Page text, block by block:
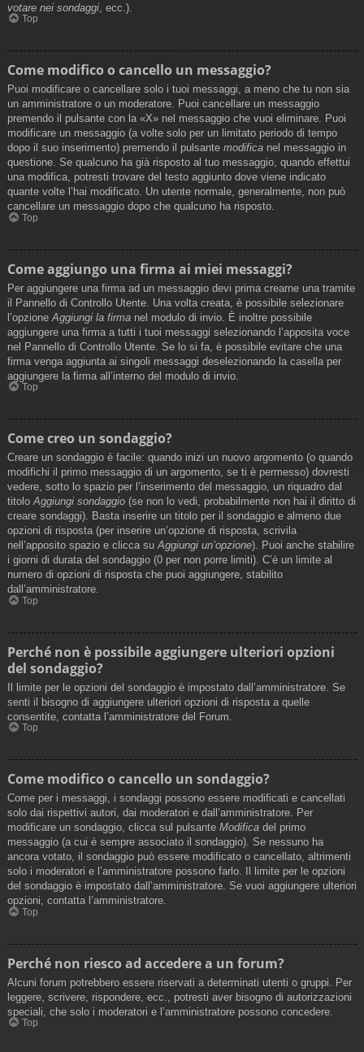
votare nei sondaggi , ecc.).
Top
Come modifico o cancello un messaggio?
Puoi modificare o cancellare solo i tuoi messaggi, a meno che tu non sia
un amministratore o un moderatore. Puoi cancellare un messaggio
premendo il pulsante con la «X» nel messaggio che vuoi eliminare. Puoi
modificare un messaggio (a volte solo per un limitato periodo di tempo
dopo il suo inserimento) premendo il pulsante modifica nel messaggio in
questione. Se qualcuno ha già risposto al tuo messaggio, quando effettui
una modifica, potresti trovare del testo aggiunto dove viene indicato
quante volte l’hai modificato. Un utente normale, generalmente, non può
cancellare un messaggio dopo che qualcuno ha risposto.
Top
Come aggiungo una firma ai miei messaggi?
Per aggiungere una firma ad un messaggio devi prima crearne una tramite
il Pannello di Controllo Utente. Una volta creata, è possibile selezionare
l’opzione Aggiungi la firma nel modulo di invio. È inoltre possibile
aggiungere una firma a tutti i tuoi messaggi selezionando l’apposita voce
nel Pannello di Controllo Utente. Se lo si fa, è possibile evitare che una
firma venga aggiunta ai singoli messaggi deselezionando la casella per
aggiungere la firma all’interno del modulo di invio.
Top
Come creo un sondaggio?
Creare un sondaggio è facile: quando inizi un nuovo argomento (o quando
modifichi il primo messaggio di un argomento, se ti è permesso) dovresti
vedere, sotto lo spazio per l’inserimento del messaggio, un riquadro dal
titoloAggiungi sondaggio (se non lo vedi, probabilmente non hai il diritto di
creare sondaggi). Basta inserire un titolo per il sondaggio e almeno due
opzioni di risposta (per inserire un’opzione di risposta, scrivila
nell’apposito spazio e clicca suAggiungi un’opzione). Puoi anche stabilire
i giorni di durata del sondaggio (0 per non porre limiti). C’è un limite al
numero di opzioni di risposta che puoi aggiungere, stabilito
dall’amministratore.
Top
Perché non è possibile aggiungere ulteriori opzioni
del sondaggio?
Il limite per le opzioni del sondaggio è impostato dall’amministratore. Se
senti il bisogno di aggiungere ulteriori opzioni di risposta a quelle
consentite, contatta l’amministratore del Forum.
Top
Come modifico o cancello un sondaggio?
Come per i messaggi, i sondaggi possono essere modificati e cancellati
solo dai rispettivi autori, dai moderatori e dall’amministratore. Per
modificare un sondaggio, clicca sul pulsante Modifica del primo
messaggio (a cui è sempre associato il sondaggio). Se nessuno ha
ancora votato, il sondaggio può essere modificato o cancellato, altrimenti
solo i moderatori e l’amministratore possono farlo. Il limite per le opzioni
del sondaggio è impostato dall’amministratore. Se vuoi aggiungere ulteriori
opzioni, contatta l’amministratore.
Top
Perché non riesco ad accedere a un forum?
Alcuni forum potrebbero essere riservati a determinati utenti o gruppi. Per
leggere, scrivere, rispondere, ecc., potresti aver bisogno di autorizzazioni
speciali, che solo i moderatori e l’amministratore possono concedere.
Top